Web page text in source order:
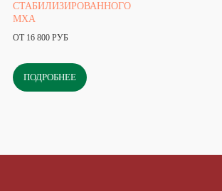
СТАБИЛИЗИРОВАННОГО
МХА
ОТ 16 800 РУБ
ПОДРОБНЕЕ